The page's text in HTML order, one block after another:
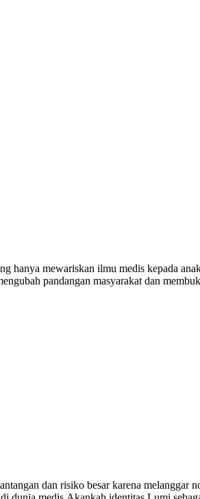
hanya mewariskan ilmu medis kepada
pandangan masyarakat dan
dan risiko besar karena melanggar